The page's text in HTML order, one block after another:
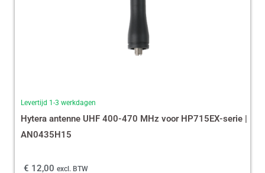
Levertijd 1-3 werkdagen
Hytera antenne UHF 400-470 MHz voor HP715EX-serie |
AN0435H15
€ 12,00 excl. BTW